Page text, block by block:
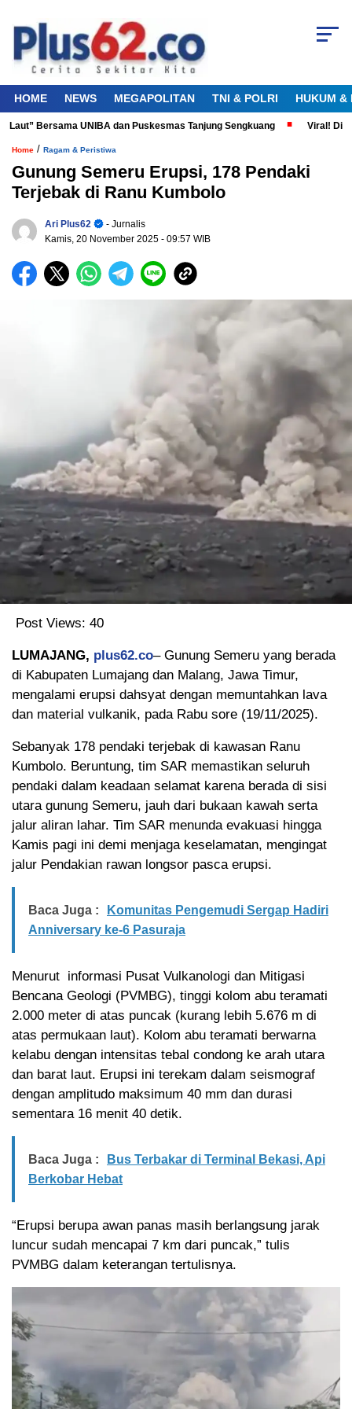
HOME NEWS MEGAPOLITAN TNI & POLRI HUKUM &
Bersama UNIBA dan Puskesmas Tanjung Sengkuang Viral! Diduga
Home / Ragam & Peristiwa
Gunung Semeru Erupsi, 178 Pendaki
Terjebak di Ranu Kumbolo
Ari Plus62
- Jurnalis
Kamis, 20 November 2025 - 09:57 WIB
Post Views: 40
LUMAJANG, plus62.co– Gunung Semeru yang berada
di Kabupaten Lumajang dan Malang, Jawa Timur,
mengalami erupsi dahsyat dengan memuntahkan lava
dan material vulkanik, pada Rabu sore (19/11/2025).
Sebanyak 178 pendaki terjebak di kawasan Ranu
Kumbolo. Beruntung, tim SAR memastikan seluruh
pendaki dalam keadaan selamat karena berada di sisi
utara gunung Semeru, jauh dari bukaan kawah serta
jalur aliran lahar. Tim SAR menunda evakuasi hingga
Kamis pagi ini demi menjaga keselamatan, mengingat
jalur Pendakian rawan longsor pasca erupsi.
Baca Juga :
Komunitas Pengemudi Sergap Hadiri
Anniversary ke-6 Pasuraja
Menurut informasi Pusat Vulkanologi dan Mitigasi
Bencana Geologi (PVMBG), tinggi kolom abu teramati
2.000 meter di atas puncak (kurang lebih 5.676 m di
atas permukaan laut). Kolom abu teramati berwarna
kelabu dengan intensitas tebal condong ke arah utara
dan barat laut. Erupsi ini terekam dalam seismograf
dengan amplitudo maksimum 40 mm dan durasi
sementara 16 menit 40 detik.
Baca Juga :
Bus Terbakar di Terminal Bekasi, Api
Berkobar Hebat
“Erupsi berupa awan panas masih berlangsung jarak
luncur sudah mencapai 7 km dari puncak,” tulis
PVMBG dalam keterangan tertulisnya.